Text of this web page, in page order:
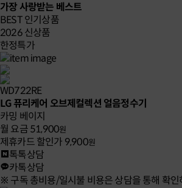
가장 사랑받는 베스트
BEST 인기상품
2026 신상품
한정특가
WD722RE
LG 퓨리케어 오브제컬렉션 얼음정수기
카밍 베이지
월 요금51,900원
제휴카드 할인가 9,900원
톡톡상담
카톡상담
※ 구독 총비용/일시불 비용은 상담을 통해 확인